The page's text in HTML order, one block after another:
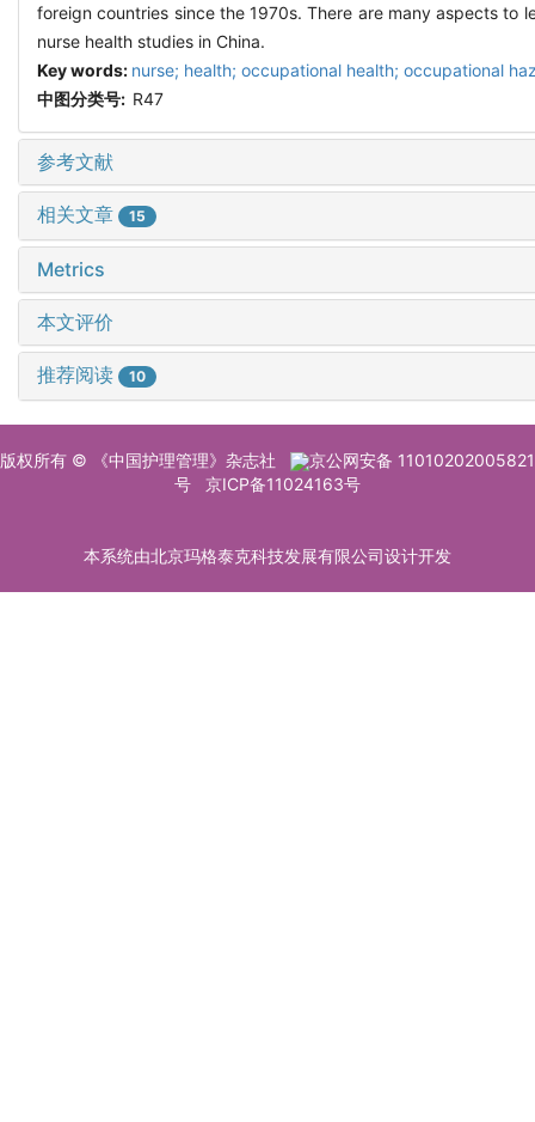
foreign countries since the 1970s. There are many aspects to
nurse health studies in China.
Key words: nurse; health; occupational health; occupational
中图分类号: R47
参考文献
相关文章 15
Metrics
本文评价
推荐阅读 10
版权所有 © 《中国护理管理》杂志社
京公网安备 11010202005821
号
京ICP备11024163号
本系统由北京玛格泰克科技发展有限公司设计开发